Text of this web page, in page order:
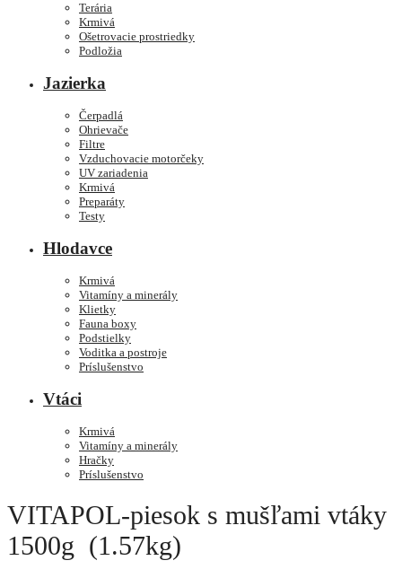
Terária
Krmivá
Ošetrovacie prostriedky
Podložia
Jazierka
Čerpadlá
Ohrievače
Filtre
Vzduchovacie motorčeky
UV zariadenia
Krmivá
Preparáty
Testy
Hlodavce
Krmivá
Vitamíny a minerály
Klietky
Fauna boxy
Podstielky
Voditka a postroje
Príslušenstvo
Vtáci
Krmivá
Vitamíny a minerály
Hračky
Príslušenstvo
VITAPOL-piesok s mušľami vtáky
1500g (1.57kg)